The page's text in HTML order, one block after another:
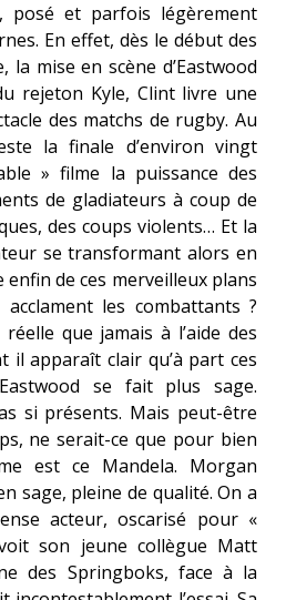
posé et parfois légèrement
En effet, dès le début des
mise en scène d’Eastwood
rejeton Kyle, Clint livre une
des matchs de rugby. Au
la finale d’environ vingt
» filme la puissance des
de gladiateurs à coup de
des coups violents… Et la
se transformant alors en
de ces merveilleux plans
les combattants ?
que jamais à l’aide des
il apparaît clair qu’à part ces
se fait plus sage.
si présents. Mais peut-être
ne serait-ce que pour bien
est ce Mandela. Morgan
sage, pleine de qualité. On a
acteur, oscarisé pour «
son jeune collègue Matt
des Springboks, face à la